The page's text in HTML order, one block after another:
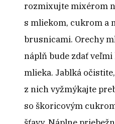
rozmixujte mixérom
s mliekom, cukrom a
brusnicami. Orechy
náplň bude zdať
mlieka. Jablká
z nich vyžmýkajte
so škoricovým